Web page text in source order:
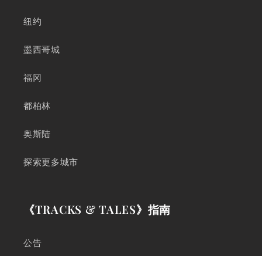
纽约
墨西哥城
福冈
都柏林
奥斯陆
探索更多城市
《TRACKS & TALES》指南
公告